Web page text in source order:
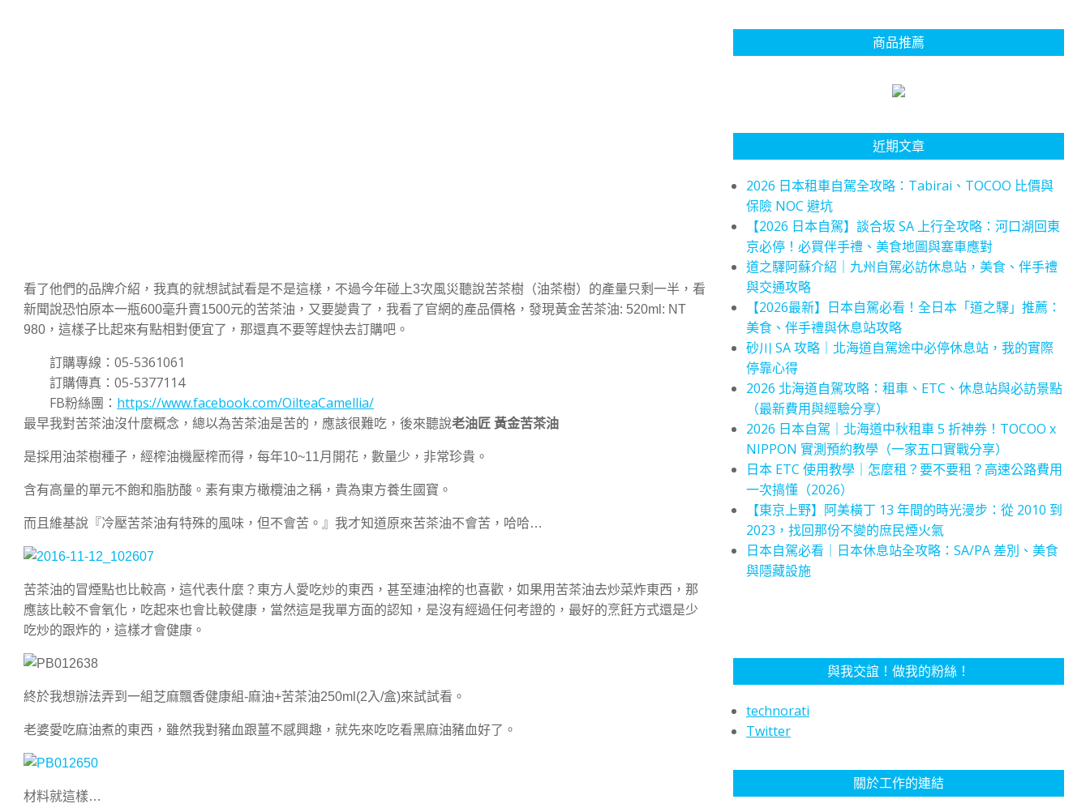
看了他們的品牌介紹，我真的就想試試看是不是這樣，不過今年碰上3次風災聽說苦茶樹（油茶樹）的產量只剩一半，看
新聞說恐怕原本一瓶600毫升賣1500元的苦茶油，又要變貴了，我看了官網的產品價格，發現黃金苦茶油: 520ml: NT
980，這樣子比起來有點相對便宜了，那還真不要等趕快去訂購吧。
訂購專線：05-5361061
訂購傳真：05-5377114
FB粉絲團： https://www.facebook.com/OilteaCamellia/
最早我對苦茶油沒什麼概念，總以為苦茶油是苦的，應該很難吃，後來聽說老油匠 黃金苦茶油
是採用油茶樹種子，經榨油機壓榨而得，每年10~11月開花，數量少，非常珍貴。
含有高量的單元不飽和脂肪酸。素有東方橄欖油之稱，貴為東方養生國寶。
而且維基說『冷壓苦茶油有特殊的風味，但不會苦。』我才知道原來苦茶油不會苦，哈哈…
苦茶油的冒煙點也比較高，這代表什麼？東方人愛吃炒的東西，甚至連油榨的也喜歡，如果用苦茶油去炒菜炸東西，那
應該比較不會氧化，吃起來也會比較健康，當然這是我單方面的認知，是沒有經過任何考證的，最好的烹飪方式還是少
吃炒的跟炸的，這樣才會健康。
終於我想辦法弄到一組芝麻飄香健康組-麻油+苦茶油250ml(2入/盒)來試試看。
老婆愛吃麻油煮的東西，雖然我對豬血跟薑不感興趣，就先來吃吃看黑麻油豬血好了。
材料就這樣…
商品推薦
近期文章
2026 日本租車自駕全攻略：Tabirai、TOCOO 比價與
保險 NOC 避坑
【2026 日本自駕】談合坂 SA 上行全攻略：河口湖回東
京必停！必買伴手禮、美食地圖與塞車應對
道之驛阿蘇介紹｜九州自駕必訪休息站，美食、伴手禮
與交通攻略
【2026最新】日本自駕必看！全日本「道之驛」推薦：
美食、伴手禮與休息站攻略
砂川 SA 攻略｜北海道自駕途中必停休息站，我的實際
停靠心得
2026 北海道自駕攻略：租車、ETC、休息站與必訪景點
（最新費用與經驗分享）
2026 日本自駕｜北海道中秋租車 5 折神券！TOCOO x
NIPPON 實測預約教學（一家五口實戰分享）
日本 ETC 使用教學｜怎麼租？要不要租？高速公路費用
一次搞懂（2026）
【東京上野】阿美橫丁 13 年間的時光漫步：從 2010 到
2023，找回那份不變的庶民煙火氣
日本自駕必看｜日本休息站全攻略：SA/PA 差別、美食
與隱藏設施
與我交誼！做我的粉絲！
technorati
Twitter
關於工作的連結